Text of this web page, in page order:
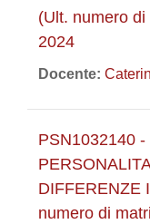
(Ult. numero
2024
Docente:
PSN1032140
DIFFERENZE
numero di